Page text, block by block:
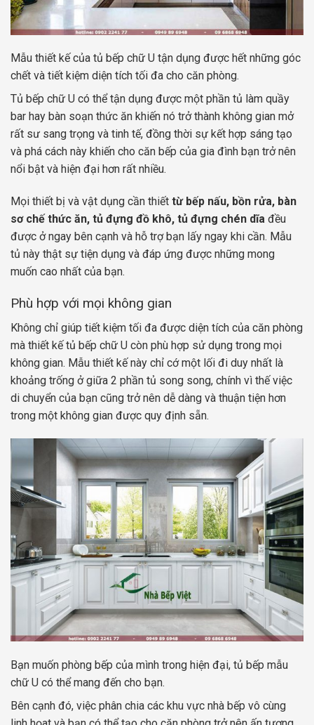
Mẫu thiết kế của tủ bếp chữ U tận dụng được hết những góc
chết và tiết kiệm diện tích tối đa cho căn phòng.
Tủ bếp chữ U có thể tận dụng được một phần tủ làm quầy
bar hay bàn soạn thức ăn khiến nó trở thành không gian mở
rất sư sang trọng và tinh tế, đồng thời sự kết hợp sáng tạo
và phá cách này khiến cho căn bếp của gia đình bạn trở nên
nổi bật và hiện đại hơn rất nhiều.
Mọi thiết bị và vật dụng cần thiết từ bếp nấu, bồn rửa, bàn
sơ chế thức ăn, tủ đựng đồ khô, tủ đựng chén dĩa đều
được ở ngay bên cạnh và hỗ trợ bạn lấy ngay khi cần. Mẫu
tủ này thật sự tiện dụng và đáp ứng được những mong
muốn cao nhất của bạn.
Phù hợp với mọi không gian
Không chỉ giúp tiết kiệm tối đa được diện tích của căn phòng
mà thiết kế tủ bếp chữ U còn phù hợp sử dụng trong mọi
không gian. Mẫu thiết kế này chỉ cớ một lối đi duy nhất là
khoảng trống ở giữa 2 phần tủ song song, chính vì thế việc
di chuyển của bạn cũng trở nên dễ dàng và thuận tiện hơn
trong một không gian được quy định sẵn.
Bạn muốn phòng bếp của mình trong hiện đại, tủ bếp mẫu
chữ U có thể mang đến cho bạn.
Bên cạnh đó, việc phân chia các khu vực nhà bếp vô cùng